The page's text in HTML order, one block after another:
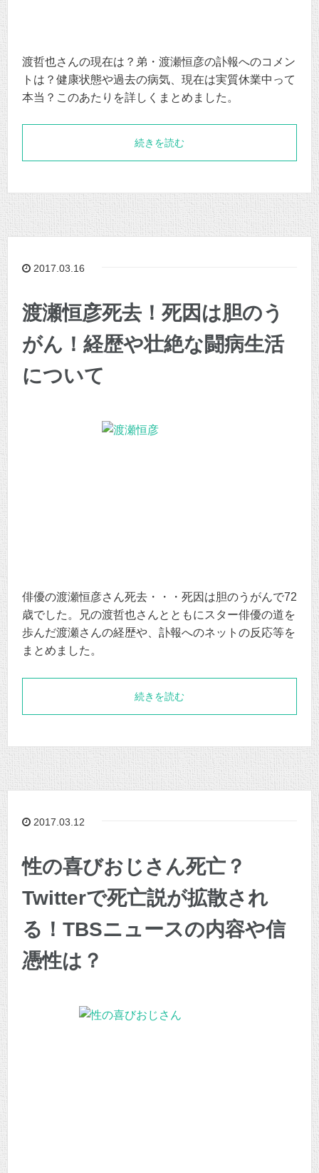
渡哲也さんの現在は？弟・渡瀬恒彦の訃報へのコメン
トは？健康状態や過去の病気、現在は実質休業中って
本当？このあたりを詳しくまとめました。
続きを読む
2017.03.16
渡瀬恒彦死去！死因は胆のう
がん！経歴や壮絶な闘病生活
について
俳優の渡瀬恒彦さん死去・・・死因は胆のうがんで72
歳でした。兄の渡哲也さんとともにスター俳優の道を
歩んだ渡瀬さんの経歴や、訃報へのネットの反応等を
まとめました。
続きを読む
2017.03.12
性の喜びおじさん死亡？
Twitterで死亡説が拡散され
る！TBSニュースの内容や信
憑性は？